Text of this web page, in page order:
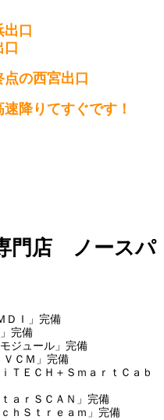
口
の西宮出口
降りてすぐです！
門店 ノースパ
ＤＩ」完備
完備
ジュール」完備
ＣＭ」完備
ＴＥＣＨ＋ＳｍａｒｔＣａｂ
ａｒＳＣＡＮ」完備
ｈＳｔｒｅａｍ」完備